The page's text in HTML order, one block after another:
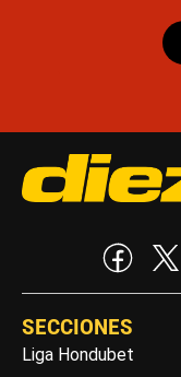
SECCIONES
Liga Hondubet